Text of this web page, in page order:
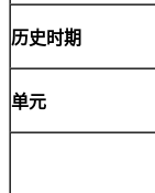
历史时期
单元